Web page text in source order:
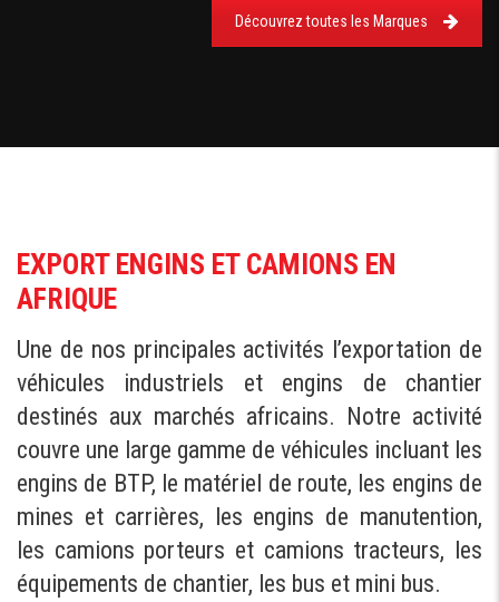
Découvrez toutes les Marques
EXPORT ENGINS ET CAMIONS EN
AFRIQUE
Une de nos principales activités l’exportation de
véhicules industriels et engins de chantier
destinés aux marchés africains. Notre activité
couvre une large gamme de véhicules incluant les
engins de BTP, le matériel de route, les engins de
mines et carrières, les engins de manutention,
les camions porteurs et camions tracteurs, les
équipements de chantier, les bus et mini bus.